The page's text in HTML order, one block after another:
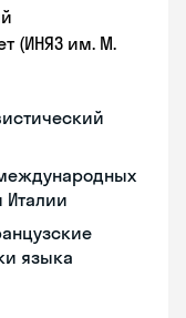
(ИНЯЗ им. М.
Италии
языка